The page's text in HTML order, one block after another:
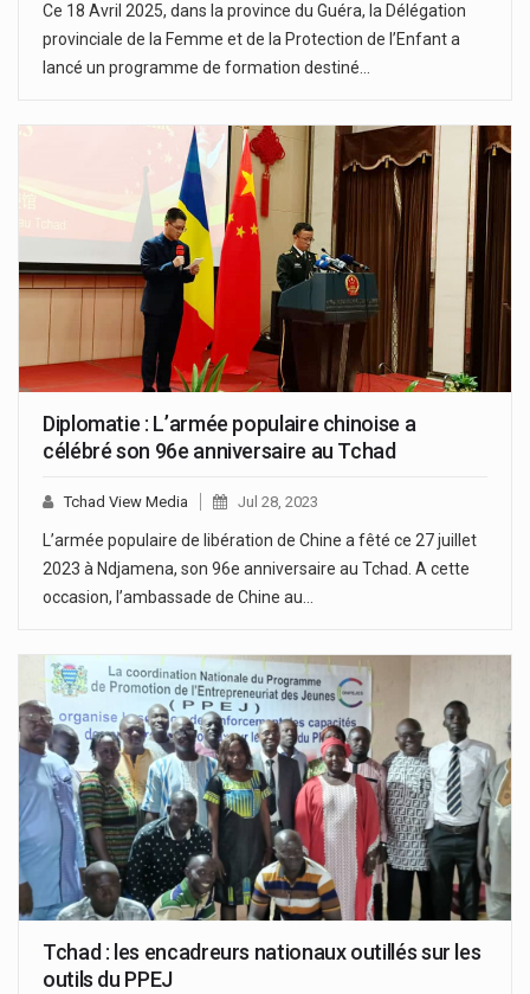
Ce 18 Avril 2025, dans la province du Guéra, la Délégation
provinciale de la Femme et de la Protection de l’Enfant a
lancé un programme de formation destiné…
Diplomatie : L’armée populaire chinoise a
célébré son 96e anniversaire au Tchad
Tchad View Media Jul 28, 2023
L’armée populaire de libération de Chine a fêté ce 27 juillet
2023 à Ndjamena, son 96e anniversaire au Tchad. A cette
occasion, l’ambassade de Chine au…
Tchad : les encadreurs nationaux outillés sur les
outils du PPEJ